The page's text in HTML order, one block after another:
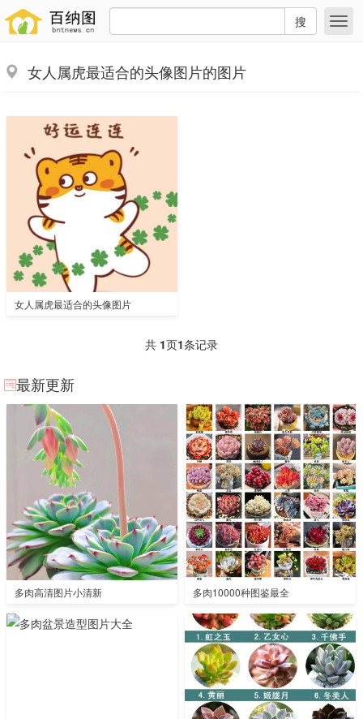
搜
女人属虎最适合的头像图片的图片
女人属虎最适合的头像图片
共 1页1条记录
最新更新
多肉高清图片小清新 多肉10000种图鉴最全